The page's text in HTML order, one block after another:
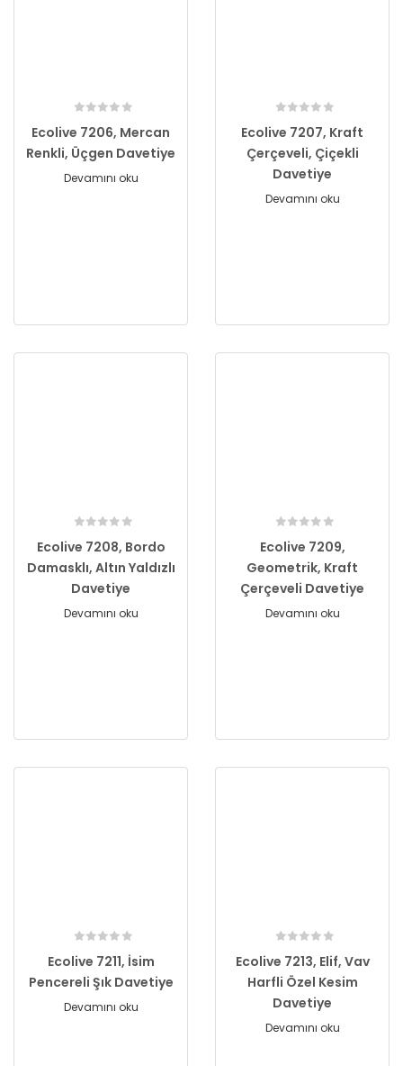
Ecolive 7206, Mercan
Renkli, Üçgen Davetiye
Devamını oku
Ecolive 7207, Kraft
Çerçeveli, Çiçekli
Davetiye
Devamını oku
Ecolive 7208, Bordo
Damasklı, Altın Yaldızlı
Davetiye
Devamını oku
Ecolive 7209,
Geometrik, Kraft
Çerçeveli Davetiye
Devamını oku
Ecolive 7211, İsim
Pencereli Şık Davetiye
Devamını oku
Ecolive 7213, Elif, Vav
Harfli Özel Kesim
Davetiye
Devamını oku